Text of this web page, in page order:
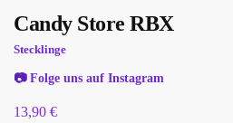
Candy Store RBX
Stecklinge
📷Folge uns auf Instagram
13,90 €